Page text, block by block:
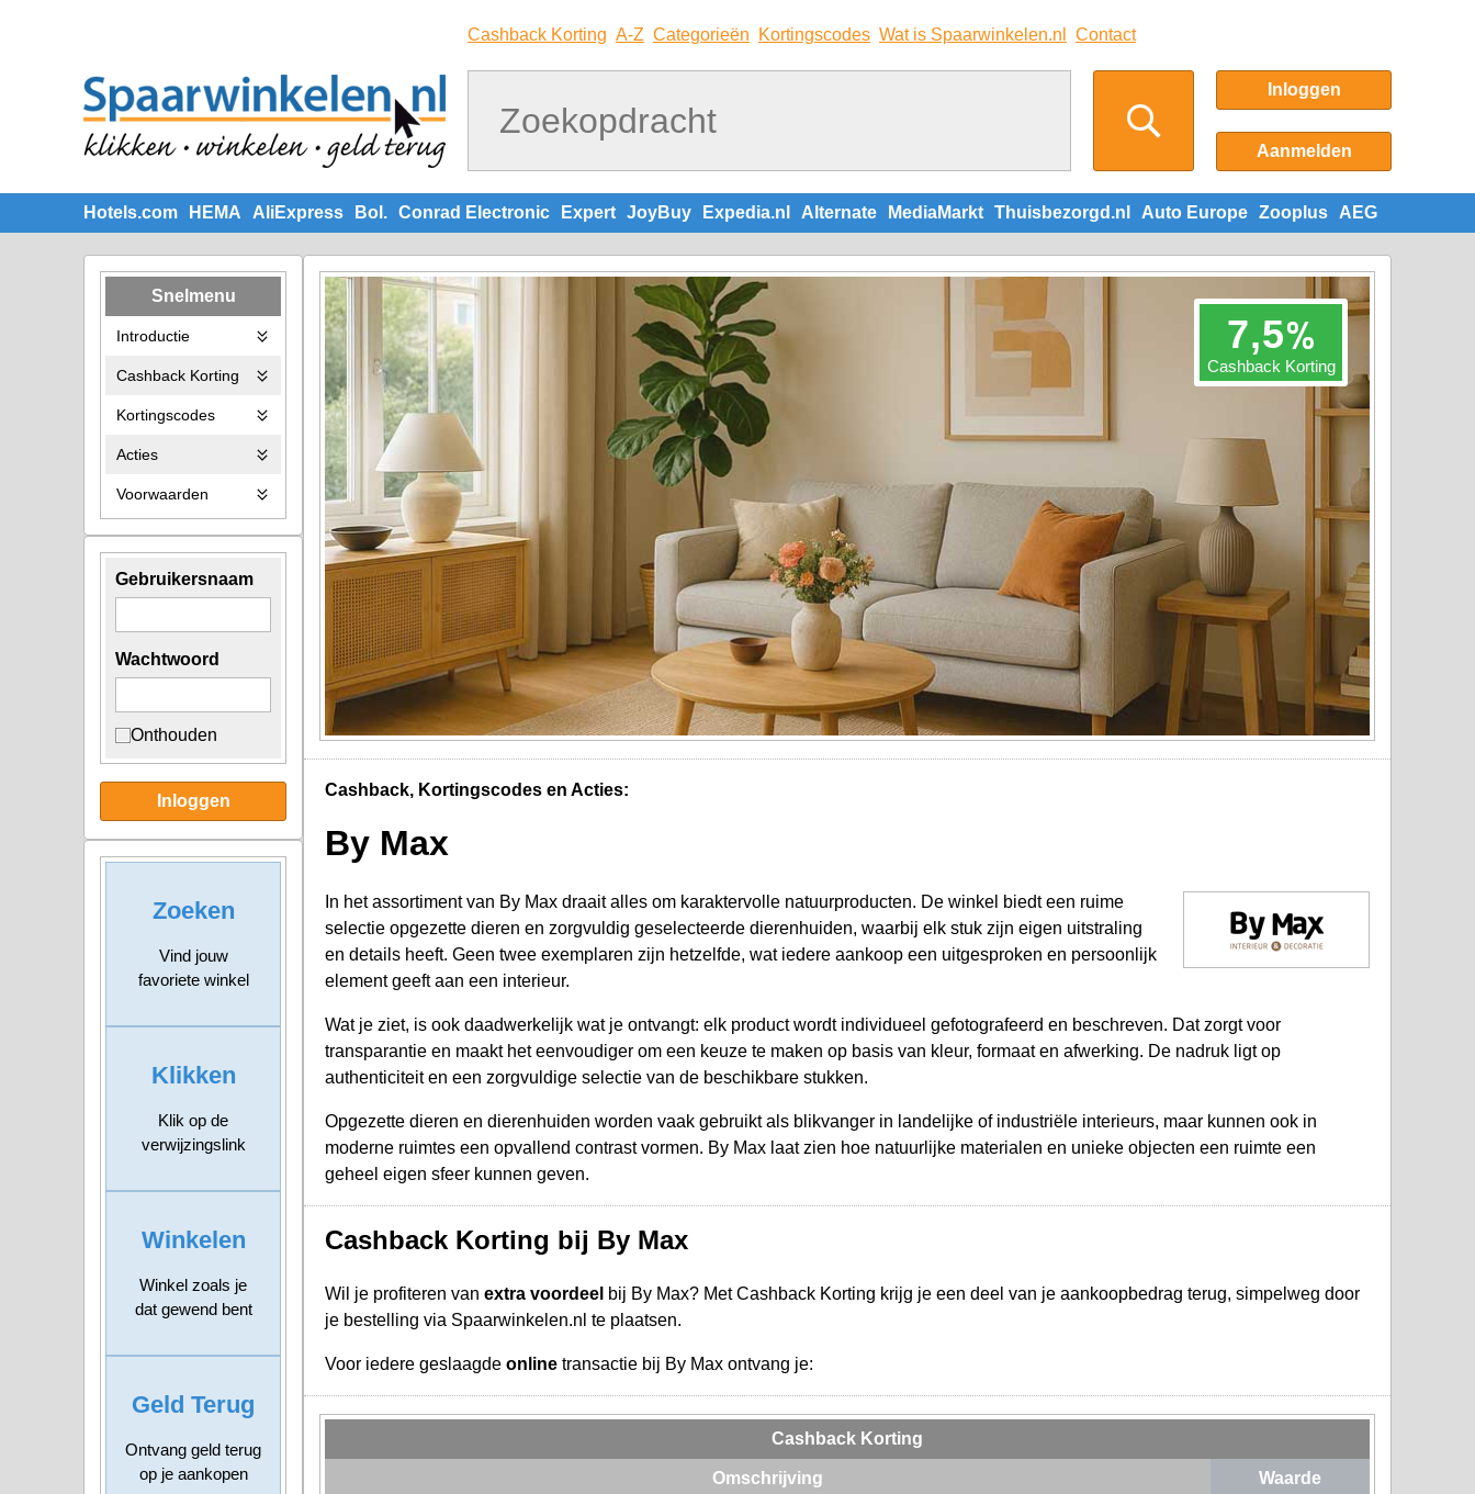
Cashback Korting A-Z Categorieën Kortingscodes Wat is Spaarwinkelen.nl Contact
Inloggen
Aanmelden
Hotels.com HEMA AliExpress Bol. Conrad Electronic Expert JoyBuy Expedia.nl Alternate MediaMarkt Thuisbezorgd.nl Auto Europe Zooplus AEG
Snelmenu
Introductie
Cashback Korting
Kortingscodes
Acties
Voorwaarden
Gebruikersnaam
Wachtwoord
Onthouden
Inloggen
Zoeken
Vind jouw
favoriete winkel
Klikken
Klik op de
verwijzingslink
Winkelen
Winkel zoals je
dat gewend bent
Geld Terug
Ontvang geld terug
op je aankopen
7,5%
Cashback Korting
Cashback, Kortingscodes en Acties:
By Max
In het assortiment van By Max draait alles om karaktervolle natuurproducten. De winkel biedt een ruime
selectie opgezette dieren en zorgvuldig geselecteerde dierenhuiden, waarbij elk stuk zijn eigen uitstraling
en details heeft. Geen twee exemplaren zijn hetzelfde, wat iedere aankoop een uitgesproken en persoonlijk
element geeft aan een interieur.
Wat je ziet, is ook daadwerkelijk wat je ontvangt: elk product wordt individueel gefotografeerd en beschreven. Dat zorgt voor
transparantie en maakt het eenvoudiger om een keuze te maken op basis van kleur, formaat en afwerking. De nadruk ligt op
authenticiteit en een zorgvuldige selectie van de beschikbare stukken.
Opgezette dieren en dierenhuiden worden vaak gebruikt als blikvanger in landelijke of industriële interieurs, maar kunnen ook in
moderne ruimtes een opvallend contrast vormen. By Max laat zien hoe natuurlijke materialen en unieke objecten een ruimte een
geheel eigen sfeer kunnen geven.
Cashback Korting bij By Max
Wil je profiteren van extra voordeel bij By Max? Met Cashback Korting krijg je een deel van je aankoopbedrag terug, simpelweg door
je bestelling via Spaarwinkelen.nl te plaatsen.
Voor iedere geslaagde online transactie bij By Max ontvang je:
Cashback Korting
Omschrijving Waarde